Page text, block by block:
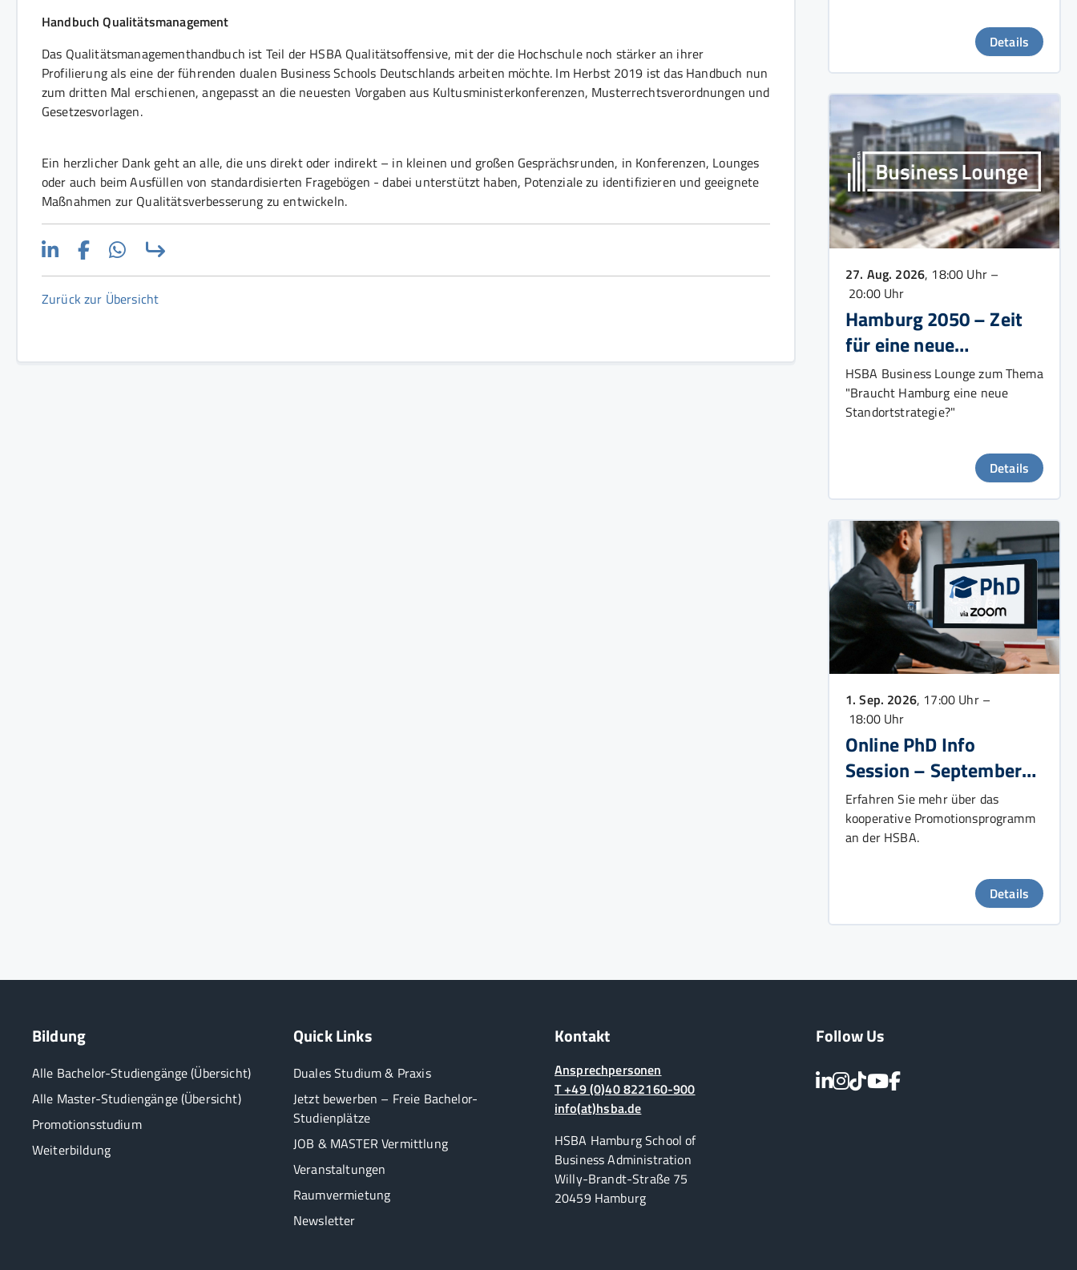
Handbuch Qualitätsmanagement
Das Qualitätsmanagementhandbuch ist Teil der HSBA Qualitätsoffensive, mit der die Hochschule noch stärker an ihrer
Profilierung als eine der führenden dualen Business Schools Deutschlands arbeiten möchte. Im Herbst 2019 ist das Handbuch nun
zum dritten Mal erschienen, angepasst an die neuesten Vorgaben aus Kultusministerkonferenzen, Musterrechtsverordnungen und
Gesetzesvorlagen.
Ein herzlicher Dank geht an alle, die uns direkt oder indirekt – in kleinen und großen Gesprächsrunden, in Konferenzen, Lounges
oder auch beim Ausfüllen von standardisierten Fragebögen - dabei unterstützt haben, Potenziale zu identifizieren und geeignete
Maßnahmen zur Qualitätsverbesserung zu entwickeln.
Zurück zur Übersicht
Details
27. Aug. 2026, 18:00 Uhr –
20:00 Uhr
Hamburg 2050 – Zeit
für eine neue
Wachstumsstrategie?
HSBA Business Lounge zum Thema
"Braucht Hamburg eine neue
Standortstrategie?"
Details
1. Sep. 2026, 17:00 Uhr –
18:00 Uhr
Online PhD Info
Session – September
2026
Erfahren Sie mehr über das
kooperative Promotionsprogramm
an der HSBA.
Details
Bildung
Alle Bachelor-Studiengänge (Übersicht)
Alle Master-Studiengänge (Übersicht)
Promotionsstudium
Weiterbildung
Quick Links
Duales Studium & Praxis
Jetzt bewerben – Freie Bachelor-
Studienplätze
JOB & MASTER Vermittlung
Veranstaltungen
Raumvermietung
Newsletter
Kontakt
Ansprechpersonen
T +49 (0)40 822160-900
info(at)hsba.de
HSBA Hamburg School of
Business Administration
Willy-Brandt-Straße 75
20459 Hamburg
Follow Us